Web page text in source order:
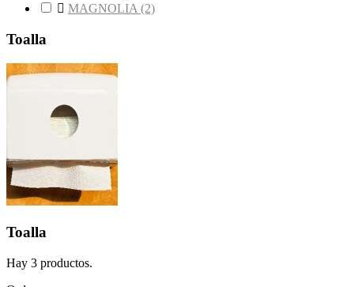
 MAGNOLIA (2)
Toalla
Toalla
Hay 3 productos.